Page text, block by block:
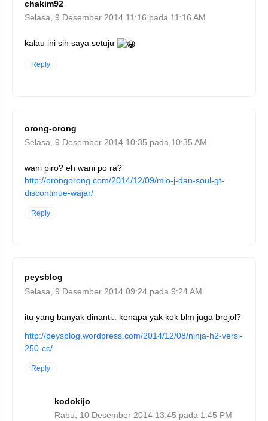
chakim92
Selasa, 9 Desember 2014 11:16 pada 11:16 AM
kalau ini sih saya setuju
Reply
orong-orong
Selasa, 9 Desember 2014 10:35 pada 10:35 AM
wani piro? eh wani po ra?
http://orongorong.com/2014/12/09/mio-j-dan-soul-gt-
discontinue-wajar/
Reply
peysblog
Selasa, 9 Desember 2014 09:24 pada 9:24 AM
itu yang banyak dinanti.. kenapa yak kok blm juga brojol?
http://peysblog.wordpress.com/2014/12/08/ninja-h2-versi-
250-cc/
Reply
kodokijo
Rabu, 10 Desember 2014 13:45 pada 1:45 PM